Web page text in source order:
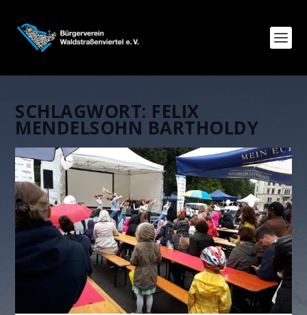
SCHLAGWORT: FELIX
MENDELSOHN BARTHOLDY